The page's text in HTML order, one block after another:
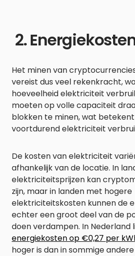
2.
Het minen van
vereist dus veel rekenkracht,
hoeveelheid elektriciteit
moeten op volle capaciteit
blokken te minen, wat
voortdurend elektriciteit
De kosten van elektriciteit
afhankelijk van de locatie. In
elektriciteitsprijzen kan
zijn, maar in landen met hogere
elektriciteitskosten kunnen de
echter een groot deel van de
doen verdampen. In Nederland
energiekosten op €0,27 per
hoger is dan in sommige andere